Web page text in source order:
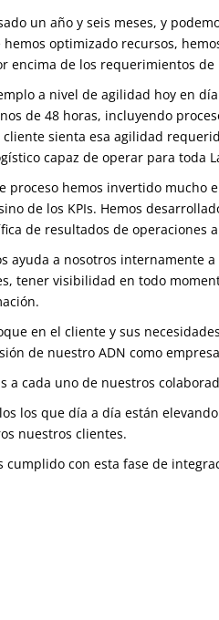
un año y seis meses, y
hemos optimizado recursos,
encima de los requerimientos de
a nivel de agilidad hoy en
de 48 horas, incluyendo
cliente sienta esa agilidad
capaz de operar para toda
proceso hemos invertido mucho
de los KPIs. Hemos
de resultados de operaciones
ayuda a nosotros internamente
tener visibilidad en todo
en el cliente y sus
de nuestro ADN como
a cada uno de nuestros
los que día a día están
nuestros clientes.
cumplido con esta fase de